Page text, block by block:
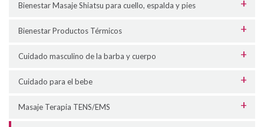
Bienestar Masaje Shiatsu para cuello, espalda y pies
Bienestar Productos Térmicos
Cuidado masculino de la barba y cuerpo
Cuidado para el bebe
Masaje Terapia TENS/EMS